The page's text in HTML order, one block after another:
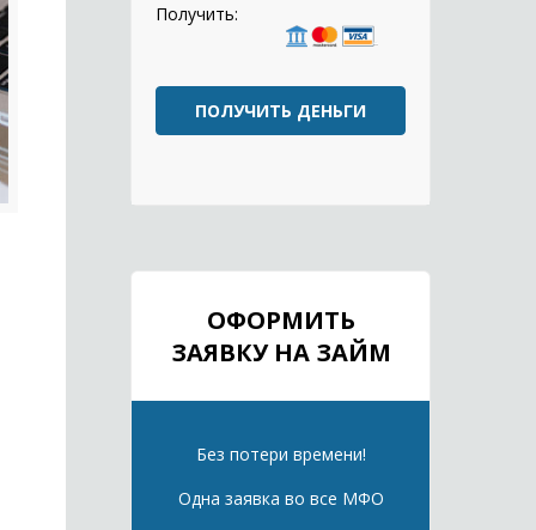
Получить:
ПОЛУЧИТЬ ДЕНЬГИ
ОФОРМИТЬ
ЗАЯВКУ НА ЗАЙМ
Без потери времени!
Одна заявка во все МФО